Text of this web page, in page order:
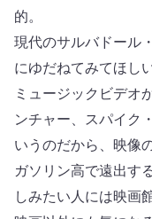
的。
現代のサルバドール
にゆだねてみてほしい
ミュージックビデオ
ンチャー、スパイク
いうのだから、映像
ガソリン高で遠出す
しみたい人には映画